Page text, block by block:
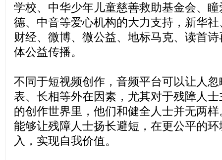
学校、中华少年儿童慈善救助基金会、
德、中音等爱心机构的大力支持，新华
财经、微博、微公益、地标马克、读首
体公益传播。
不同于短视频创作，音频平台可以让人
表、长相等外在因素，尤其对于残障人
的创作世界里，他们和健全人士并无两
能够让残障人士扬长避短，在更公平的
入，实现自我价值。